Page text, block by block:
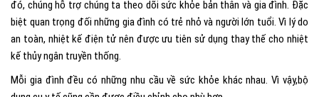
đó, chúng hỗ trợ chúng ta theo dõi sức khỏe bản thân và gia đình. Đặc
biệt quan trọng đối những gia đình có trẻ nhỏ và người lớn tuổi. Vì lý do
an toàn, nhiệt kế điện tử nên được ưu tiên sử dụng thay thế cho nhiệt
kế thủy ngân truyền thống.
Mỗi gia đình đều có những nhu cầu về sức khỏe khác nhau. Vì vậy,bộ